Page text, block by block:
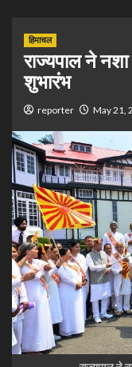
हिमाचल
राज्यपाल ने
शुभारंभ
reporter May 21,